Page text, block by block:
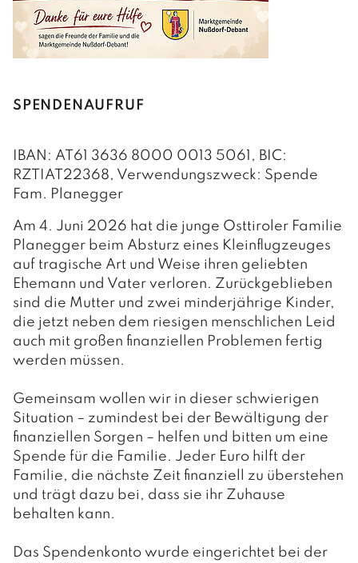
SPENDENAUFRUF
IBAN: AT61 3636 8000 0013 5061, BIC:
RZTIAT22368, Verwendungszweck: Spende
Fam. Planegger
Am 4. Juni 2026 hat die junge Osttiroler Familie
Planegger beim Absturz eines Kleinflugzeuges
auf tragische Art und Weise ihren geliebten
Ehemann und Vater verloren. Zurückgeblieben
sind die Mutter und zwei minderjährige Kinder,
die jetzt neben dem riesigen menschlichen Leid
auch mit großen finanziellen Problemen fertig
werden müssen.
Gemeinsam wollen wir in dieser schwierigen
Situation – zumindest bei der Bewältigung der
finanziellen Sorgen – helfen und bitten um eine
Spende für die Familie. Jeder Euro hilft der
Familie, die nächste Zeit finanziell zu überstehen
und trägt dazu bei, dass sie ihr Zuhause
behalten kann.
Das Spendenkonto wurde eingerichtet bei der